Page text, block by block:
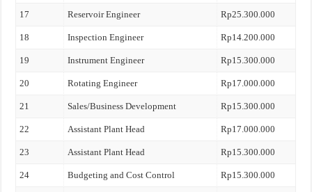
17 Reservoir Engineer Rp25.300.000
18 Inspection Engineer Rp14.200.000
19 Instrument Engineer Rp15.300.000
20 Rotating Engineer Rp17.000.000
21 Sales/Business Development Rp15.300.000
22 Assistant Plant Head Rp17.000.000
23 Assistant Plant Head Rp15.300.000
24 Budgeting and Cost Control Rp15.300.000